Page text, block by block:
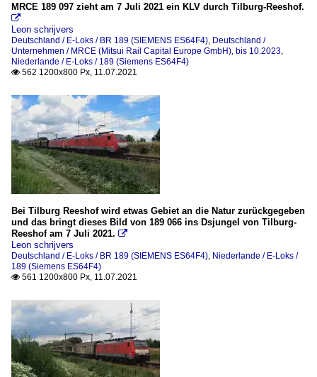
MRCE 189 097 zieht am 7 Juli 2021 ein KLV durch Tilburg-Reeshof.

Leon schrijvers
Deutschland / E-Loks / BR 189 (SIEMENS ES64F4) Deutschland /
Unternehmen / MRCE (Mitsui Rail Capital Europe GmbH), bis 10.2023
Niederlande / E-Loks / 189 (Siemens ES64F4)
 562 1200x800 Px, 11.07.2021
Bei Tilburg Reeshof wird etwas Gebiet an die Natur zurückgegeben
und das bringt dieses Bild von 189 066 ins Dsjungel von Tilburg-
Reeshof am 7 Juli 2021. 
Leon schrijvers
Deutschland / E-Loks / BR 189 (SIEMENS ES64F4) Niederlande / E-Loks /
189 (Siemens ES64F4)
 561 1200x800 Px, 11.07.2021